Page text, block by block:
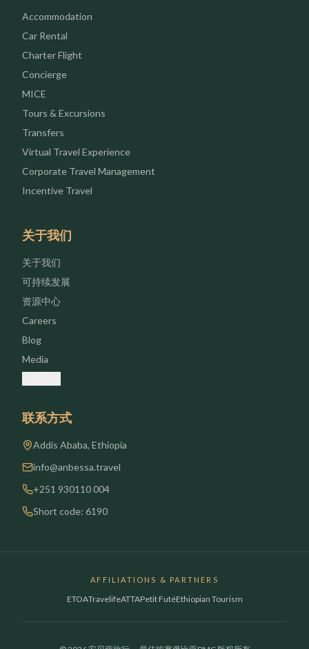
Accommodation
Car Rental
Charter Flight
Concierge
MICE
Tours & Excursions
Transfers
Virtual Travel Experience
Corporate Travel Management
Incentive Travel
关于我们
关于我们
可持续发展
资源中心
Careers
Blog
Media
联系方式
Addis Ababa, Ethiopia
info@anbessa.travel
+251 930110 004
Short code: 6190
AFFILIATIONS & PARTNERS
ETOATravelifeATTAPetit FutéEthiopian Tourism